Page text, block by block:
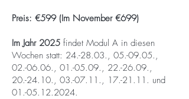
Preis: €599 (Im November €699)
Im Jahr 2025 findet Modul A in diesen
Wochen statt: 24.-28.03., 05.-09.05.,
02.-06.06., 01.-05.09., 22.-26.09.,
20.-24.10., 03.-07.11., 17.-21.11. und
01.-05.12.2024.